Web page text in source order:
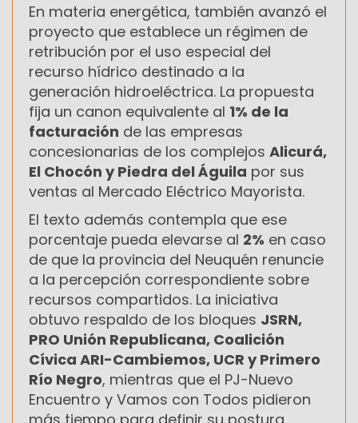
En materia energética, también avanzó el
proyecto que establece un régimen de
retribución por el uso especial del
recurso hídrico destinado a la
generación hidroeléctrica. La propuesta
fija un canon equivalente al 1% de la
facturación de las empresas
concesionarias de los complejos Alicurá,
El Chocón y Piedra del Águila por sus
ventas al Mercado Eléctrico Mayorista.
El texto además contempla que ese
porcentaje pueda elevarse al 2% en caso
de que la provincia del Neuquén renuncie
a la percepción correspondiente sobre
recursos compartidos. La iniciativa
obtuvo respaldo de los bloques JSRN,
PRO Unión Republicana, Coalición
Cívica ARI-Cambiemos, UCR y Primero
Río Negro, mientras que el PJ-Nuevo
Encuentro y Vamos con Todos pidieron